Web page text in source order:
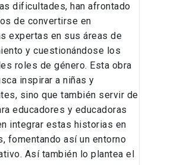
dificultades, han afrontado
de convertirse en
expertas en sus áreas de
y cuestionándose los
roles de género. Esta obra
inspirar a niñas y
sino que también servir de
educadores y educadoras
integrar estas historias en
fomentando así un entorno
Así también lo plantea el